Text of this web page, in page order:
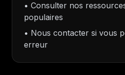
• Consulter nos
populaires
• Nous contacter si vous
erreur